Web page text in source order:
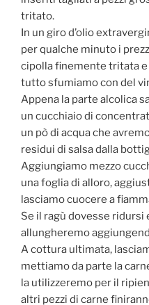
tritato.
In un giro d’olio
per qualche minuto i
cipolla finemente tritata
tutto sfumiamo con del
Appena la parte alcolica
un cucchiaio di
un pò di acqua che
residui di salsa dalla
Aggiungiamo mezzo
una foglia di alloro,
lasciamo cuocere a
Se il ragù dovesse ridursi
allungheremo
A cottura ultimata,
mettiamo da parte la
la utilizzeremo per il
altri pezzi di carne